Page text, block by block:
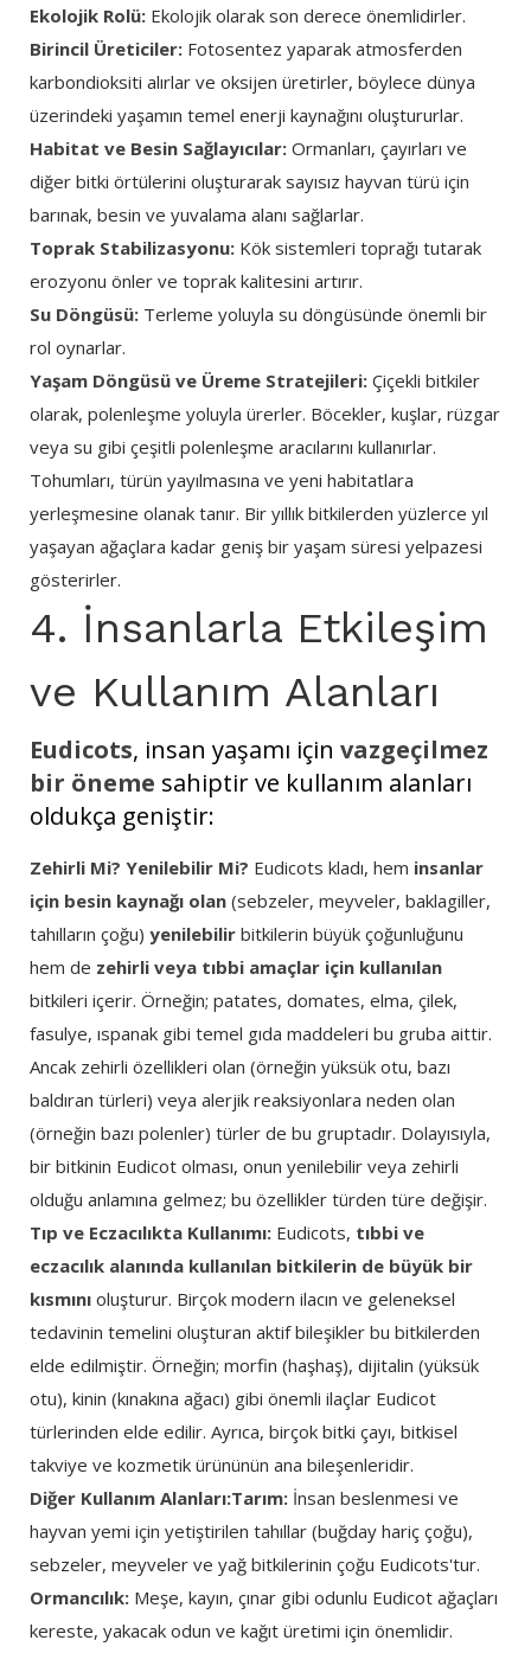
Ekolojik Rolü: Ekolojik olarak son derece önemlidirler.
Birincil Üreticiler: Fotosentez yaparak atmosferden
karbondioksiti alırlar ve oksijen üretirler, böylece dünya
üzerindeki yaşamın temel enerji kaynağını oluştururlar.
Habitat ve Besin Sağlayıcılar: Ormanları, çayırları ve
diğer bitki örtülerini oluşturarak sayısız hayvan türü için
barınak, besin ve yuvalama alanı sağlarlar.
Toprak Stabilizasyonu: Kök sistemleri toprağı tutarak
erozyonu önler ve toprak kalitesini artırır.
Su Döngüsü: Terleme yoluyla su döngüsünde önemli bir
rol oynarlar.
Yaşam Döngüsü ve Üreme Stratejileri: Çiçekli bitkiler
olarak, polenleşme yoluyla ürerler. Böcekler, kuşlar, rüzgar
veya su gibi çeşitli polenleşme aracılarını kullanırlar.
Tohumları, türün yayılmasına ve yeni habitatlara
yerleşmesine olanak tanır. Bir yıllık bitkilerden yüzlerce yıl
yaşayan ağaçlara kadar geniş bir yaşam süresi yelpazesi
gösterirler.
4. İnsanlarla Etkileşim
ve Kullanım Alanları
Eudicots, insan yaşamı için vazgeçilmez
bir öneme sahiptir ve kullanım alanları
oldukça geniştir:
Zehirli Mi? Yenilebilir Mi? Eudicots kladı, hem insanlar
için besin kaynağı olan (sebzeler, meyveler, baklagiller,
tahılların çoğu) yenilebilir bitkilerin büyük çoğunluğunu
hem de zehirli veya tıbbi amaçlar için kullanılan
bitkileri içerir. Örneğin; patates, domates, elma, çilek,
fasulye, ıspanak gibi temel gıda maddeleri bu gruba aittir.
Ancak zehirli özellikleri olan (örneğin yüksük otu, bazı
baldıran türleri) veya alerjik reaksiyonlara neden olan
(örneğin bazı polenler) türler de bu gruptadır. Dolayısıyla,
bir bitkinin Eudicot olması, onun yenilebilir veya zehirli
olduğu anlamına gelmez; bu özellikler türden türe değişir.
Tıp ve Eczacılıkta Kullanımı: Eudicots, tıbbi ve
eczacılık alanında kullanılan bitkilerin de büyük bir
kısmını oluşturur. Birçok modern ilacın ve geleneksel
tedavinin temelini oluşturan aktif bileşikler bu bitkilerden
elde edilmiştir. Örneğin; morfin (haşhaş), dijitalin (yüksük
otu), kinin (kınakına ağacı) gibi önemli ilaçlar Eudicot
türlerinden elde edilir. Ayrıca, birçok bitki çayı, bitkisel
takviye ve kozmetik ürününün ana bileşenleridir.
Diğer Kullanım Alanları:Tarım: İnsan beslenmesi ve
hayvan yemi için yetiştirilen tahıllar (buğday hariç çoğu),
sebzeler, meyveler ve yağ bitkilerinin çoğu Eudicots'tur.
Ormancılık: Meşe, kayın, çınar gibi odunlu Eudicot ağaçları
kereste, yakacak odun ve kağıt üretimi için önemlidir.